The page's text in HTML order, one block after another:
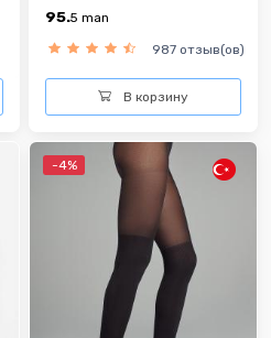
95.5 man
987 отзыв(ов)
В корзину
-4%